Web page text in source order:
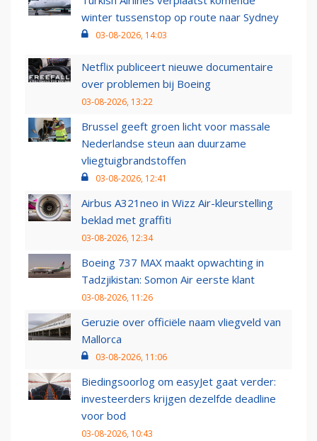
winter tussenstop op route naar Sydney
03-08-2026, 14:03
Netflix publiceert nieuwe documentaire
over problemen bij Boeing
03-08-2026, 13:22
Brussel geeft groen licht voor massale
Nederlandse steun aan duurzame
vliegtuigbrandstoffen
03-08-2026, 12:41
Airbus A321neo in Wizz Air-kleurstelling
beklad met graffiti
03-08-2026, 12:34
Boeing 737 MAX maakt opwachting in
Tadzjikistan: Somon Air eerste klant
03-08-2026, 11:26
Geruzie over officiële naam vliegveld van
Mallorca
03-08-2026, 11:06
Biedingsoorlog om easyJet gaat verder:
investeerders krijgen dezelfde deadline
voor bod
03-08-2026, 10:43